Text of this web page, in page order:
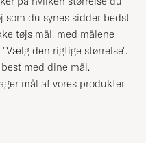
som du synes sidder bedst
tøjs mål, med målene
den rigtige størrelse".
med dine mål.
mål af vores produkter.